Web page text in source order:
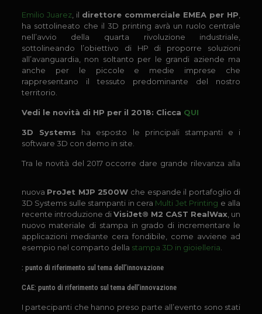
Emilio Juarez, il direttore commerciale EMEA per HP
ha sottolineato che il 3D printing avrà un ruolo centrale
nell’avvio della quarta rivoluzione industriale,
sottolineando l’obiettivo di HP di proporre soluzioni
all’avanguardia, non soltanto per le grandi aziende ma
anche per le piccole e medie imprese che
rappresentano il tessuto predominante del nostro
territorio.
Vedi le novità di HP per il 2018: Clicca QUI
3D Systems ha esposto le principali stampanti e i
software 3D con demo in site.
Tra le novità del 2017 occorre dare grande rilevanza alla
nuova ProJet MJP 2500W che espande il portafoglio di
3D Systems sulle stampanti in cera Multi Jet Printing e alla
recente introduzione diVisiJet® M2 CAST RealWax , un
nuovo materiale di stampa in grado di incrementare le
applicazioni mediante cera fondibile, come avviene ad
esempio nel comparto della stampa 3D in gioielleria
: punto di riferimento sul tema dell’innovazione
CAE: punto di riferimento sul tema dell’innovazione
I partecipanti che hanno preso parte all’evento sono stati